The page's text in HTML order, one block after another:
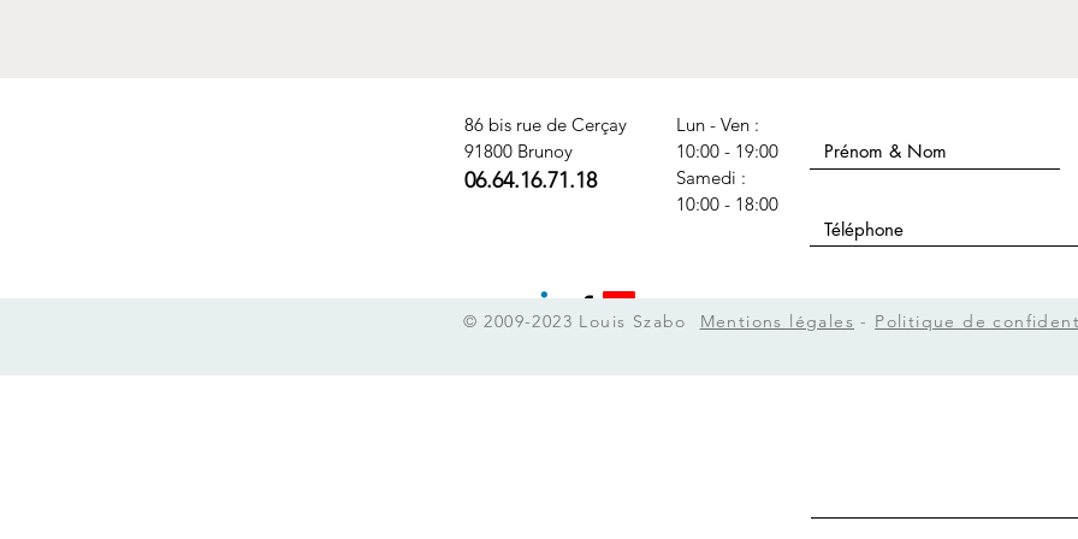
86 bis rue de Cerçay
91800 Brunoy
06.64.16.71.18
Lun - Ven :
10:00 - 19:00
​​Samedi :
10:00 - 18:00
© 2009-2023 Louis Szabo Mentions légales - Politique de